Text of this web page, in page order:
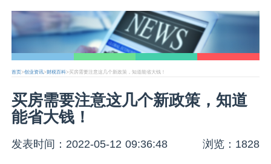
首页>创业资讯>财税百科>买房需要注意这几个新政策，知道能省大钱！
买房需要注意这几个新政策，知道
能省大钱！
发表时间：2022-05-12 09:36:48 浏览：1828